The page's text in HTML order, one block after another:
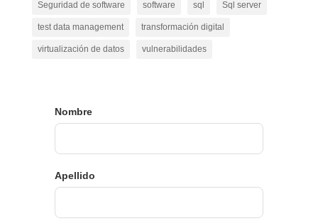
Seguridad de software software sql Sql server
test data management transformación digital
virtualización de datos vulnerabilidades